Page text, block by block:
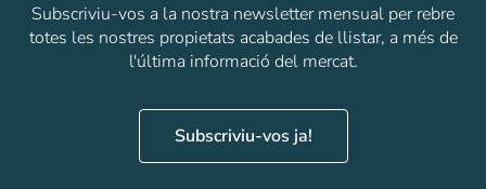
Subscriviu-vos a la nostra newsletter mensual per rebre
totes les nostres propietats acabades de llistar, a més de
l'última informació del mercat.
Subscriviu-vos ja!